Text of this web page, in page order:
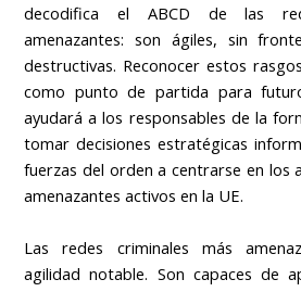
decodifica el ABCD de las
amenazantes: son ágiles, sin
destructivas. Reconocer estos
como punto de partida para
ayudará a los responsables de la
tomar decisiones estratégicas
fuerzas del orden a centrarse en los
amenazantes activos en la UE.
Las redes criminales más
agilidad notable. Son capaces de